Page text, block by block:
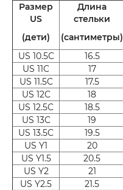
Размер
US
(дети)
Длина
стельки
(сантиметры)
US 10.5C 16.5
US 11C
17
US 11.5C
17.5
US 12C
18
US 12.5C
18.5
US 13C
19
US 13.5C
19.5
US Y1
20
US Y1.5
20.5
US Y2
21
US Y2.5
21.5